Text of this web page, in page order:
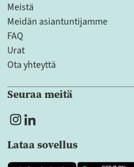
Meistä
Meidän asiantuntijamme
FAQ
Urat
Ota yhteyttä
Seuraa meitä
Lataa sovellus